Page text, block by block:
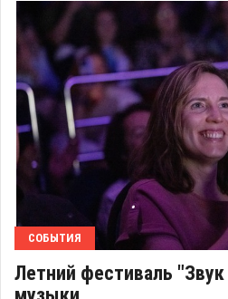
СОБЫТИЯ
Летний фестиваль